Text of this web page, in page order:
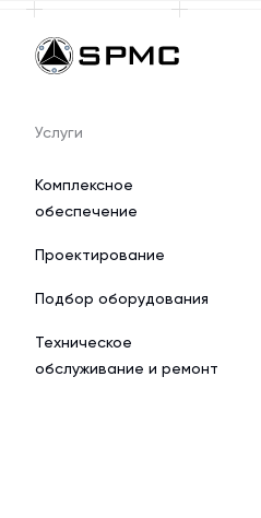
Услуги
Комплексное
обеспечение
Проектирование
Подбор оборудования
Техническое
обслуживание и ремонт